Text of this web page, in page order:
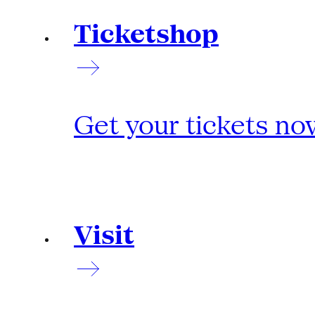
Ticketshop
Get your tickets
Visit